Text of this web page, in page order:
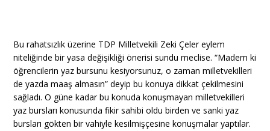
Bu rahatsızlık üzerine TDP Milletvekili Zeki Çeler eylem
niteliğinde bir yasa değişikliği önerisi sundu meclise. “Madem ki
öğrencilerin yaz bursunu kesiyorsunuz, o zaman milletvekilleri
de yazda maaş almasın” deyip bu konuya dikkat çekilmesini
sağladı. O güne kadar bu konuda konuşmayan milletvekilleri
yaz bursları konusunda fikir sahibi oldu birden ve sanki yaz
bursları gökten bir vahiyle kesilmişçesine konuşmalar yaptılar.